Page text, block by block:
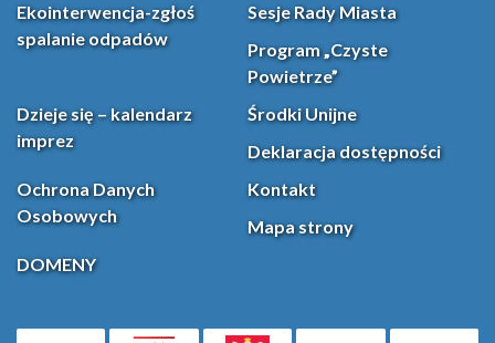
Ekointerwencja-zgłoś
spalanie odpadów
Sesje Rady Miasta
Program „Czyste
Powietrze”
Dzieje się – kalendarz
imprez
Środki Unijne
Deklaracja dostępności
Ochrona Danych
Osobowych
Kontakt
Mapa strony
DOMENY